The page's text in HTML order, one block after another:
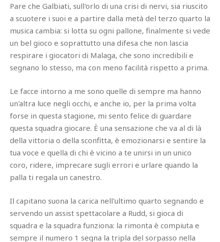
Pare che Galbiati, sull'orlo di una crisi di nervi, sia riuscito
a scuotere i suoi e a partire dalla metà del terzo quarto la
musica cambia: si lotta su ogni pallone, finalmente si vede
un bel gioco e soprattutto una difesa che non lascia
respirare i giocatori di Malaga, che sono incredibili e
segnano lo stesso, ma con meno facilità rispetto a prima.
Le facce intorno a me sono quelle di sempre ma hanno
un'altra luce negli occhi, e anche io, per la prima volta
forse in questa stagione, mi sento felice di guardare
questa squadra giocare. È una sensazione che va al di là
della vittoria o della sconfitta, è emozionarsi e sentire la
tua voce e quella di chi è vicino a te unirsi in un unico
coro, ridere, imprecare sugli errori e urlare quando la
palla ti regala un canestro.
Il capitano suona la carica nell'ultimo quarto segnando e
servendo un assist spettacolare a Rudd, si gioca di
squadra e la squadra funziona: la rimonta è compiuta e
sempre il numero 1 segna la tripla del sorpasso nella